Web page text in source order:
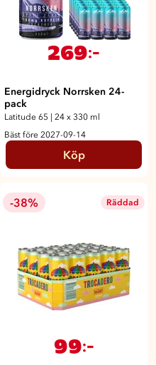
269:-
Energidryck Norrsken 24-
pack
Latitude 65
24 x 330 ml
Bäst före 2027-09-14
Köp
-38% Räddad
99:-